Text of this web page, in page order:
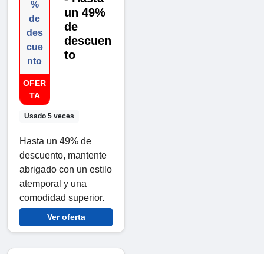
%
de
des
cue
nto
OFER
TA
Usado 5 veces
un 49%
de
descuen
to
Hasta un 49% de
descuento, mantente
abrigado con un estilo
atemporal y una
comodidad superior.
Ver oferta